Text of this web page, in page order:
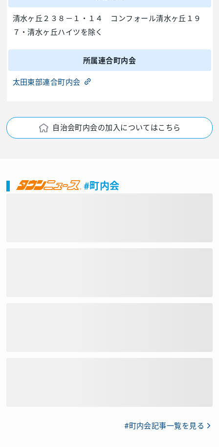
清水ヶ丘２３８－１・１４ コンフォール清水ヶ丘１９
７・清水ヶ丘ハイツを除く
所属連合町内会
太田東部連合町内会
自治会町内会の加入についてはこちら
#町内会
#町内会記事一覧を見る